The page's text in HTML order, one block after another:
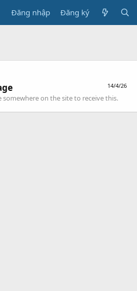
Đăng nhập Đăng ký
14/4/26
somewhere on the site to receive this.